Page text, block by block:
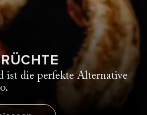
ist die perfekte Alternative